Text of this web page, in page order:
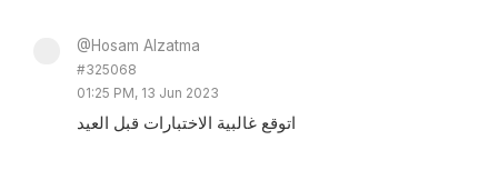
@Hosam Alzatma
#325068
01:25 PM, 13 Jun 2023
اتوقع غالبية الاختبارات قبل العيد